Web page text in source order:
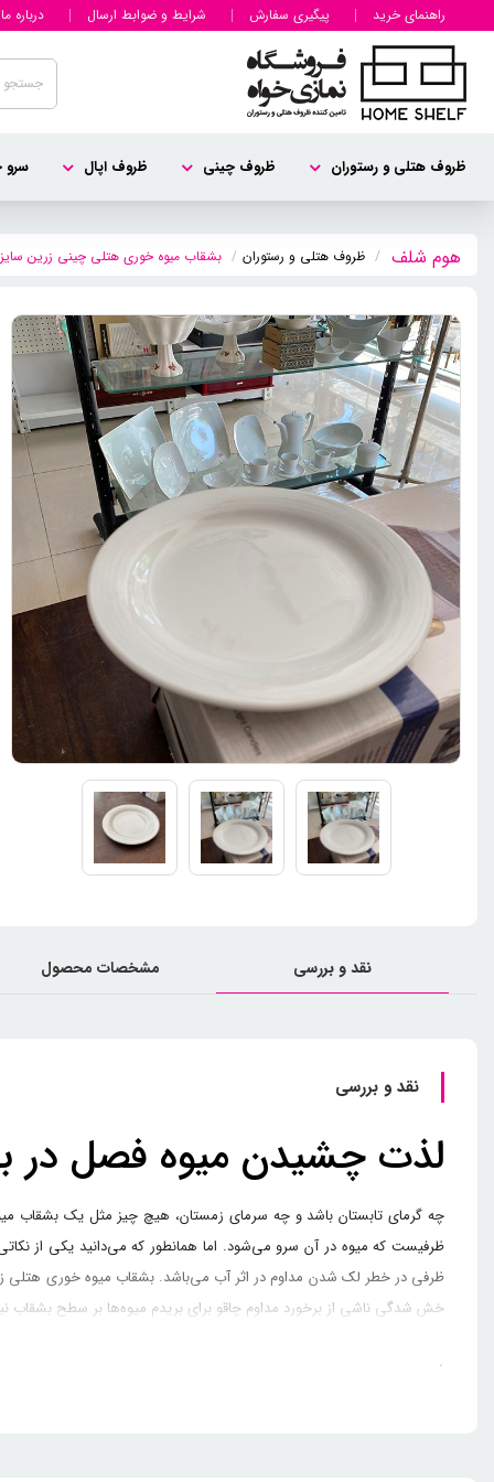
راهنمای خرید پیگیری سفارش شرایط و ضوابط ارسال درباره ما
ظروف هتلی و رستوران ظروف چینی ظروف اپال سرو
ظروف هتلی و رستوران بشقاب میوه خوری هتلی چینی زرین سایز 20
نقد و بررسی مشخصات محصول
نقد و بررسی
لذت چشیدن میوه فصل در
چه گرمای تابستان باشد و چه سرمای زمستان، هیچ چیز مثل یک بشقاب
ظرفیست که میوه در آن سرو می‌شود. اما همانطور که می‌دانید یکی از
ظرفی در خطر لک شدن مداوم در اثر آب می‌باشد. بشقاب میوه خوری هتلی
خش شدگی ناشی از برخورد مداوم چاقو برای بریدم میوه‌ها بر سطح بشقاب
درخشش میوه‌ها در بشقاب میوه